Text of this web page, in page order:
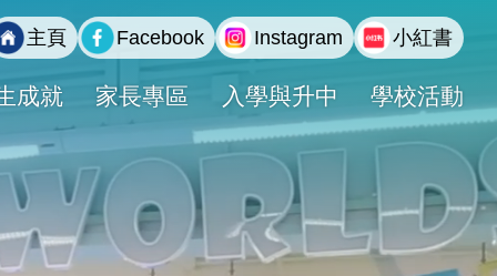
主頁 Facebook Instagram 小紅書
成就 家長專區 入學與升中 學校活動